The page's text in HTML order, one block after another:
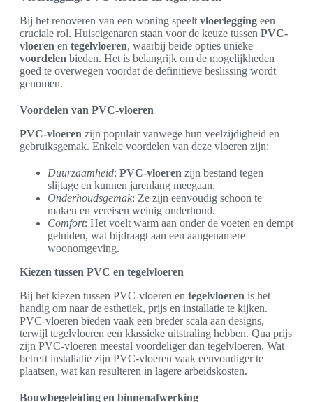
Bij het renoveren van een woning speelt vloerlegging een
cruciale rol. Huiseigenaren staan voor de keuze tussen PVC-
vloeren en tegelvloeren, waarbij beide opties unieke
voordelen bieden. Het is belangrijk om de mogelijkheden
goed te overwegen voordat de definitieve beslissing wordt
genomen.
Voordelen van PVC-vloeren
PVC-vloeren zijn populair vanwege hun veelzijdigheid en
gebruiksgemak. Enkele voordelen van deze vloeren zijn:
Duurzaamheid: PVC-vloeren zijn bestand tegen
slijtage en kunnen jarenlang meegaan.
Onderhoudsgemak: Ze zijn eenvoudig schoon te
maken en vereisen weinig onderhoud.
Comfort: Het voelt warm aan onder de voeten en dempt
geluiden, wat bijdraagt aan een aangenamere
woonomgeving.
Kiezen tussen PVC en tegelvloeren
Bij het kiezen tussen PVC-vloeren en tegelvloeren is het
handig om naar de esthetiek, prijs en installatie te kijken.
PVC-vloeren bieden vaak een breder scala aan designs,
terwijl tegelvloeren een klassieke uitstraling hebben. Qua prijs
zijn PVC-vloeren meestal voordeliger dan tegelvloeren. Wat
betreft installatie zijn PVC-vloeren vaak eenvoudiger te
plaatsen, wat kan resulteren in lagere arbeidskosten.
Bouwbegeleiding en binnenafwerking